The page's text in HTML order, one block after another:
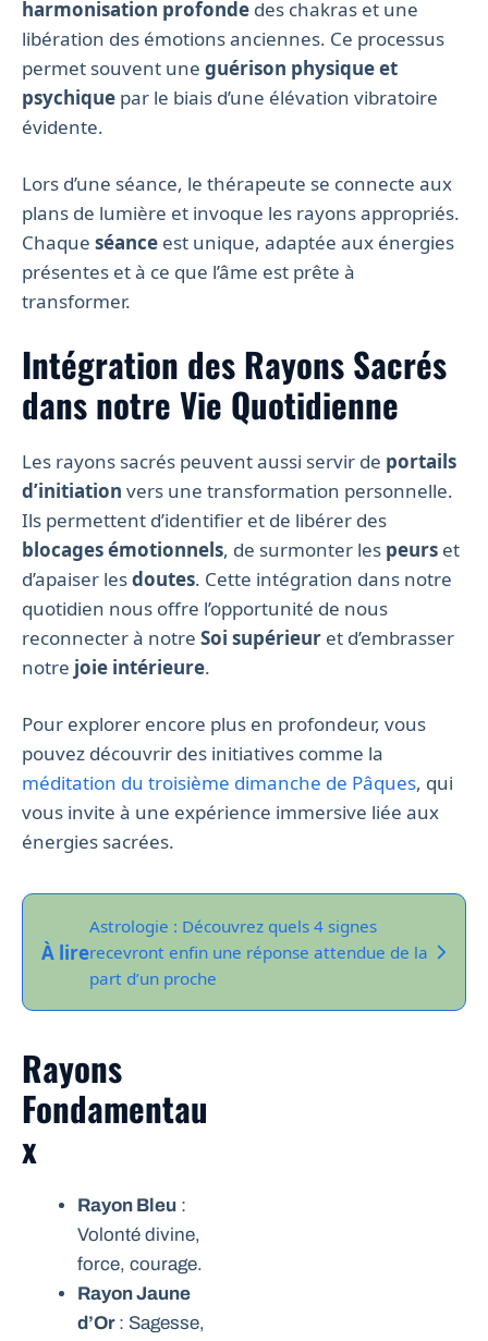
harmonisation profonde des chakras et une
libération des émotions anciennes. Ce processus
permet souvent une guérison physique et
psychique par le biais d’une élévation vibratoire
évidente.
Lors d’une séance, le thérapeute se connecte aux
plans de lumière et invoque les rayons appropriés.
Chaque séance est unique, adaptée aux énergies
présentes et à ce que l’âme est prête à
transformer.
Intégration des Rayons Sacrés
dans notre Vie Quotidienne
Les rayons sacrés peuvent aussi servir de portails
d’initiation vers une transformation personnelle.
Ils permettent d’identifier et de libérer des
blocages émotionnels, de surmonter les peurs et
d’apaiser lesdoutes. Cette intégration dans notre
quotidien nous offre l’opportunité de nous
reconnecter à notre Soi supérieur et d’embrasser
notre joie intérieure.
Pour explorer encore plus en profondeur, vous
pouvez découvrir des initiatives comme la
méditation du troisième dimanche de Pâques, qui
vous invite à une expérience immersive liée aux
énergies sacrées.
À lire
Astrologie : Découvrez quels 4 signes
recevront enfin une réponse attendue de la
part d’un proche
Rayons
Fondamentau
x
Rayon Bleu :
Volonté divine,
force, courage.
Rayon Jaune
d’Or: Sagesse,